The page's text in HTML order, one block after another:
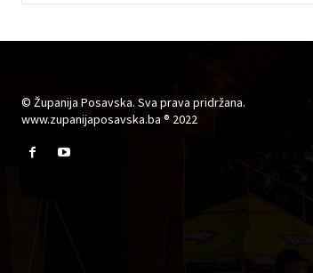
© Županija Posavska. Sva prava pridržana.
www.zupanijaposavska.ba ® 2022